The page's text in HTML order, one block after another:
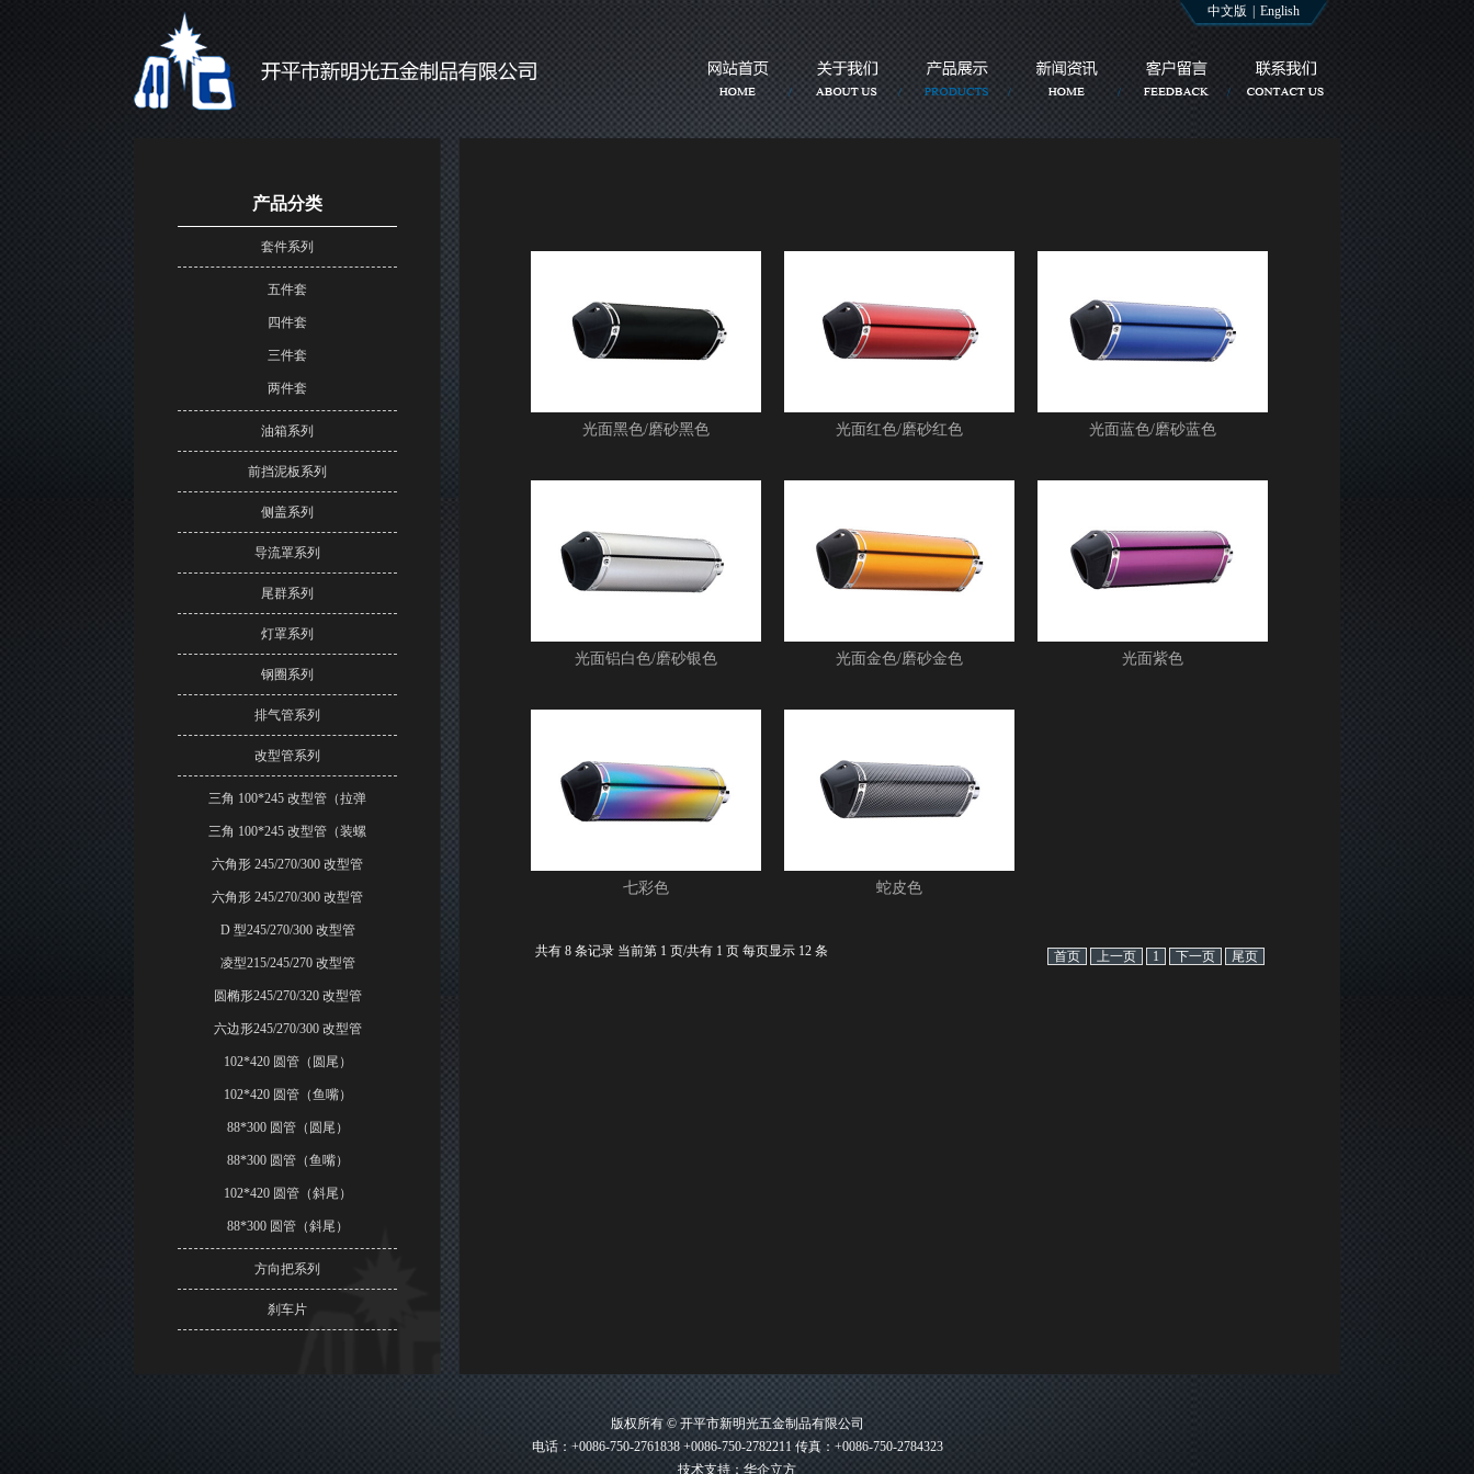
中文版 English
产品分类
套件系列
五件套
四件套
三件套
两件套
油箱系列
前挡泥板系列
侧盖系列
导流罩系列
尾群系列
灯罩系列
钢圈系列
排气管系列
改型管系列
三角 100*245 改型管（拉弹
三角 100*245 改型管（装螺
六角形 245/270/300 改型管
六角形 245/270/300 改型管
D 型245/270/300 改型管
凌型215/245/270 改型管
圆椭形245/270/320 改型管
六边形245/270/300 改型管
102*420 圆管（圆尾）
102*420 圆管（鱼嘴）
88*300 圆管（圆尾）
88*300 圆管（鱼嘴）
102*420 圆管（斜尾）
88*300 圆管（斜尾）
方向把系列
刹车片
光面黑色/磨砂黑色 光面红色/磨砂红色 光面蓝色/磨砂蓝色
光面铝白色/磨砂银色 光面金色/磨砂金色 光面紫色
七彩色 蛇皮色
共有 8 条记录 当前第 1 页/共有 1 页 每页显示 12 条 首页 上一页 1 下一页 尾页
版权所有 © 开平市新明光五金制品有限公司
电话：+0086-750-2761838 +0086-750-2782211 传真：+0086-750-2784323
技术支持：华企立方